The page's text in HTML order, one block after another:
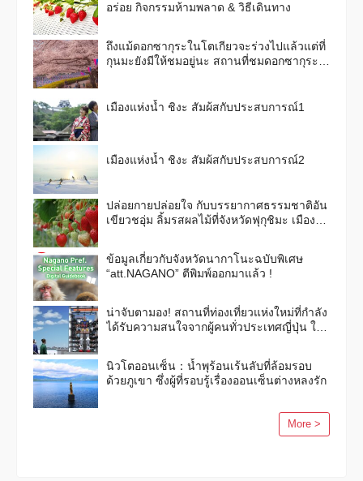
อร่อย กิจกรรมห้ามพลาด & วิธีเดินทาง
ถึงแม้ดอกซากุระในโตเกียวจะร่วงไปแล้วแต่ที่
กุนมะยังมีให้ชมอยู่นะ สถานที่ชมดอกซากุระ
เมืองแห่งน้ำ ชิงะ สัมผ้สกับประสบการณ์1
เมืองแห่งน้ำ ชิงะ สัมผ้สกับประสบการณ์2
ปล่อยกายปล่อยใจ กับบรรยากาศธรรมชาติอัน
เขียวชอุ่ม ลิ้มรสผลไม้ที่จังหวัดฟุกุชิมะ เมือง
ข้อมูลเกี่ยวกับจังหวัดนากาโนะฉบับพิเศษ
“att.NAGANO” ตีพิมพ์ออกมาแล้ว !
น่าจับตามอง! สถานที่ท่องเที่ยวแห่งใหม่ที่กำลัง
ได้รับความสนใจจากผู้คนทั่วประเทศญี่ปุ่น ใน
นิวโตออนเซ็น：น้ำพุร้อนเร้นลับที่ล้อมรอบ
ด้วยภูเขา ซึ่งผู้ที่รอบรู้เรื่องออนเซ็นต่างหลงรัก
More >